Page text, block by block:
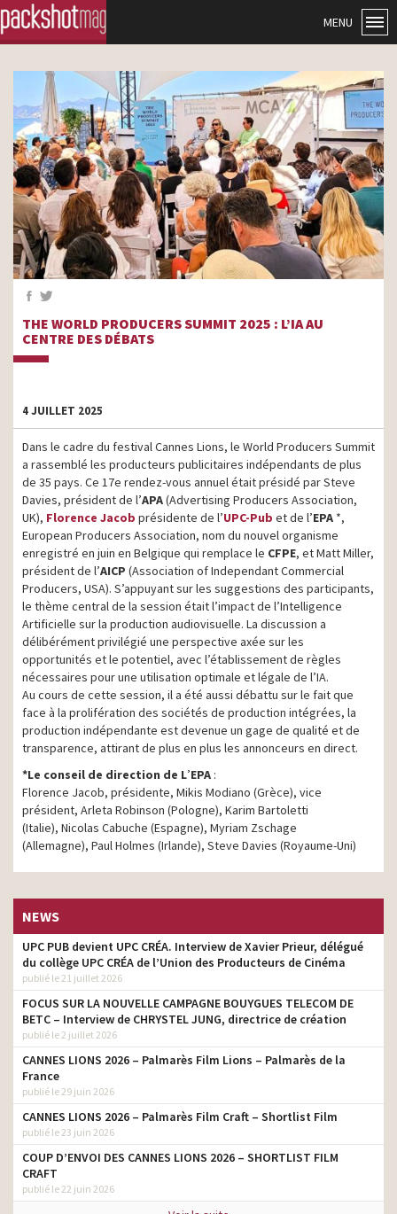
MENU
THE WORLD PRODUCERS SUMMIT 2025 : L’IA AU
CENTRE DES DÉBATS
4 JUILLET 2025
Dans le cadre du festival Cannes Lions, le World Producers Summit
a rassemblé les producteurs publicitaires indépendants de plus
de 35 pays. Ce 17e rendez-vous annuel était présidé par Steve
Davies, président de l’APA(Advertising Producers Association,
UK), Florence Jacob présidente de l’UPC-Pub et de l’EPA *,
European Producers Association, nom du nouvel organisme
enregistré en juin en Belgique qui remplace le CFPE, et Matt Miller,
président de l’AICP (Association of Independant Commercial
Producers, USA). S’appuyant sur les suggestions des participants,
le thème central de la session était l’impact de l’Intelligence
Artificielle sur la production audiovisuelle. La discussion a
délibérément privilégié une perspective axée sur les
opportunités et le potentiel, avec l’établissement de règles
nécessaires pour une utilisation optimale et légale de l’IA.
Au cours de cette session, il a été aussi débattu sur le fait que
face à la prolifération des sociétés de production intégrées, la
production indépendante est devenue un gage de qualité et de
transparence, attirant de plus en plus les annonceurs en direct.
*Le conseil de direction de L’EPA :
Florence Jacob, présidente, Mikis Modiano (Grèce), vice
président, Arleta Robinson (Pologne), Karim Bartoletti
(Italie), Nicolas Cabuche (Espagne), Myriam Zschage
(Allemagne), Paul Holmes (Irlande), Steve Davies (Royaume-Uni)
NEWS
UPC PUB devient UPC CRÉA. Interview de Xavier Prieur, délégué
du collège UPC CRÉA de l’Union des Producteurs de Cinéma
publié le 21 juillet 2026
FOCUS SUR LA NOUVELLE CAMPAGNE BOUYGUES TELECOM DE
BETC – Interview de CHRYSTEL JUNG, directrice de création
publié le 2 juillet 2026
CANNES LIONS 2026 – Palmarès Film Lions – Palmarès de la
France
publié le 29 juin 2026
CANNES LIONS 2026 – Palmarès Film Craft – Shortlist Film
publié le 23 juin 2026
COUP D’ENVOI DES CANNES LIONS 2026 – SHORTLIST FILM
CRAFT
publié le 22 juin 2026